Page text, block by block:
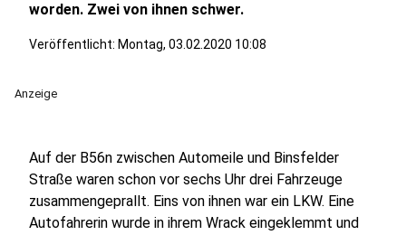
worden. Zwei von ihnen schwer.
Veröffentlicht: Montag, 03.02.2020 10:08
Anzeige
Auf der B56n zwischen Automeile und Binsfelder
Straße waren schon vor sechs Uhr drei Fahrzeuge
zusammengeprallt. Eins von ihnen war ein LKW. Eine
Autofahrerin wurde in ihrem Wrack eingeklemmt und